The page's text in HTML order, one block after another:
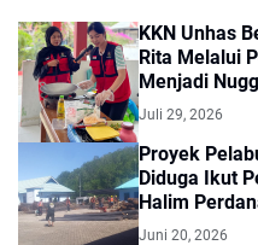
KKN Unhas
Rita Melalui
Menjadi
Juli 29, 2026
Proyek
Diduga Ikut
Halim
Juni 20, 2026